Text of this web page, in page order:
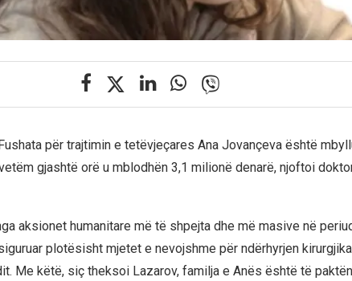
për trajtimin e tetëvjeçares Ana Jovançeva është
gjashtë orë u mblodhën 3,1 milionë denarë, njoftoi
aksionet humanitare më të shpejta dhe më masive në
plotësisht mjetet e nevojshme për ndërhyrjen
Me këtë, siç theksoi Lazarov, familja e Anës është të paktën